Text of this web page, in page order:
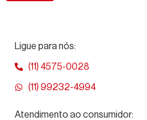
Ligue para nós:
(11) 4575-0028
(11) 99232-4994
Atendimento ao consumidor: